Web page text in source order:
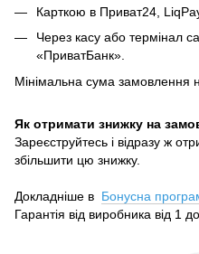
Карткою в Приват24,
Через касу або термінал
«ПриватБанк».
Мінімальна сума замовлення
Як отримати знижку на
Зареєструйтесь і відразу ж
збільшити цю знижку.
Докладніше в Бонусна
Гарантія від виробника від 1